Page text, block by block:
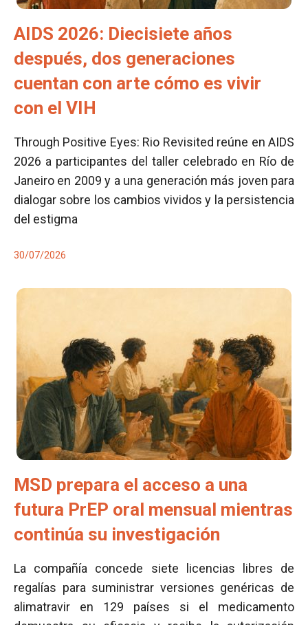
AIDS 2026: Diecisiete años
después, dos generaciones
cuentan con arte cómo es vivir
con el VIH
Through Positive Eyes: Rio Revisited reúne en AIDS
2026 a participantes del taller celebrado en Río de
Janeiro en 2009 y a una generación más joven para
dialogar sobre los cambios vividos y la persistencia
del estigma
30/07/2026
MSD prepara el acceso a una
futura PrEP oral mensual mientras
continúa su investigación
La compañía concede siete licencias libres de
regalías para suministrar versiones genéricas de
alimatravir en 129 países si el medicamento